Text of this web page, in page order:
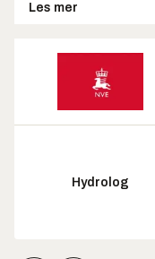
Les mer
Hydrolog